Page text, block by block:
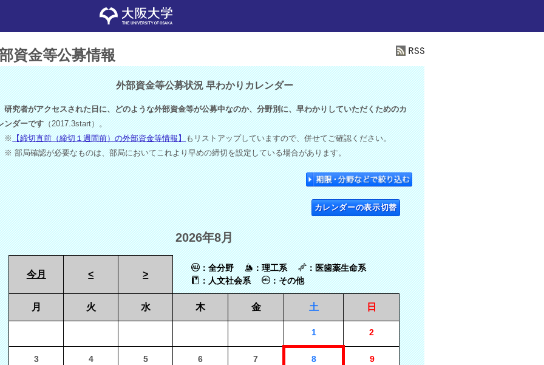
資金等公募情報
外部資金等公募状況 早わかりカレンダー
究者がアクセスされた日に、どのような外部資金等が公募中なのか、分野別に、早わかりしていただくためのカ
ンダーです（2017.3start）。
【締切直前（締切１週間前）の外部資金等情報】もリストアップしていますので、併せてご確認ください。
部局確認が必要なものは、部局においてこれより早めの締切を設定している場合があります。
カレンダーの表示切替
2026年8月
今月 < >
：全分野 ：理工系
：医歯薬生命系
：人文社会系
：その他
月 火 水 木 金 土 日
1 2
3 4 5 6 7 8 9